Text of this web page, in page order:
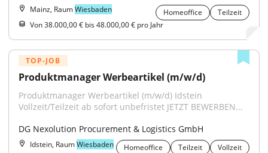
Mainz, RaumWiesbaden Homeoffice
Teilzeit
Von 38.000,00 € bis 48.000,00 € pro Jahr
TOP-JOB
Produktmanager Werbeartikel (m/w/d)
Produktmanager Werbeartikel (m/w/d) Idstein
Vollzeit/Teilzeit ab sofort unbefristet JETZT BEWERBEN...
DG Nexolution Procurement & Logistics GmbH
Idstein, RaumWiesbaden Homeoffice Teilzeit
Vollzeit